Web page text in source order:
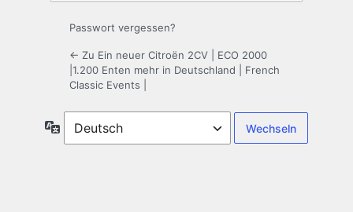
Passwort vergessen?
← Zu Ein neuer Citroën 2CV | ECO 2000
|1.200 Enten mehr in Deutschland | French
Classic Events |
Sprache